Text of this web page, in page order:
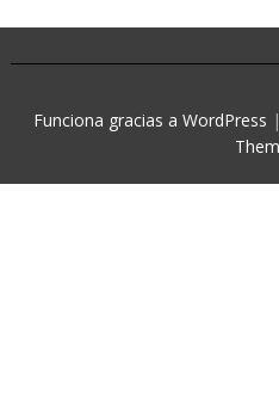
Funciona gracias a WordPress |